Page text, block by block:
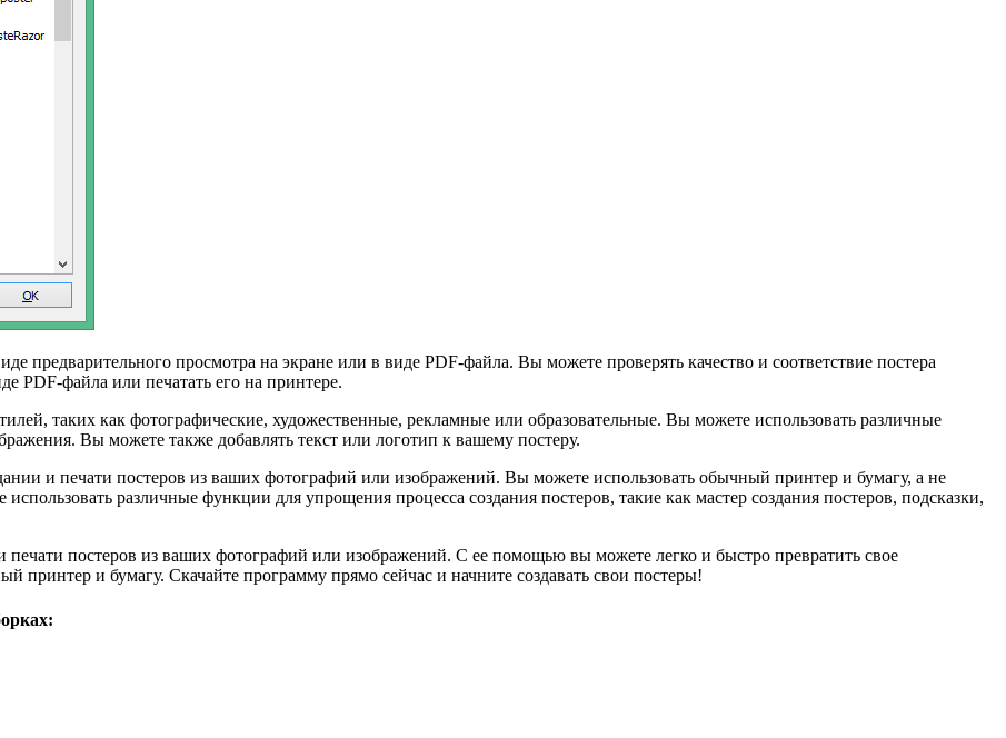
предварительного просмотра на экране или в виде PDF-файла. Вы можете проверять качество и соответствие постера
PDF-файла или печатать его на принтере.
таких как фотографические, художественные, рекламные или образовательные. Вы можете использовать различные
Вы можете также добавлять текст или логотип к вашему постеру.
и печати постеров из ваших фотографий или изображений. Вы можете использовать обычный принтер и бумагу, а не
различные функции для упрощения процесса создания постеров, такие как мастер создания постеров, подсказки,
печати постеров из ваших фотографий или изображений. С ее помощью вы можете легко и быстро превратить свое
принтер и бумагу. Скачайте программу прямо сейчас и начните создавать свои постеры!